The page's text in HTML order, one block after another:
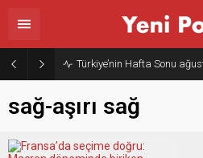
Türkiye’nin Hafta Sonu
sağ-aşırı sağ